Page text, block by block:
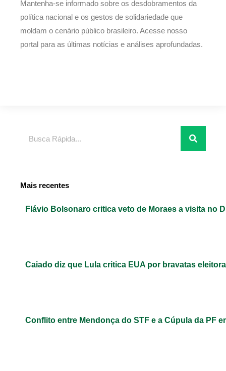
Mantenha-se informado sobre os desdobramentos da
política nacional e os gestos de solidariedade que
moldam o cenário público brasileiro. Acesse nosso
portal para as últimas notícias e análises aprofundadas.
Mais recentes
Flávio Bolsonaro critica veto de Moraes a visita no
Caiado diz que Lula critica EUA por bravatas
Conflito entre Mendonça do STF e a Cúpula da PF